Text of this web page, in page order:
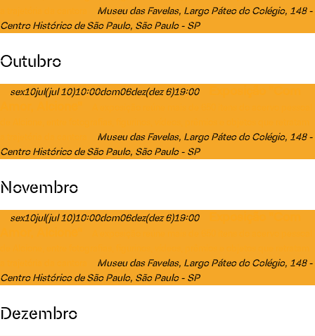
Museu das Favelas, Largo Páteo do Colégio, 148 -
Centro Histórico de São Paulo, São Paulo - SP
Outubro
sex10jul(jul 10)10:00dom06dez(dez 6)19:00
Museu das Favelas, Largo Páteo do Colégio, 148 -
Centro Histórico de São Paulo, São Paulo - SP
Novembro
sex10jul(jul 10)10:00dom06dez(dez 6)19:00
Museu das Favelas, Largo Páteo do Colégio, 148 -
Centro Histórico de São Paulo, São Paulo - SP
Dezembro